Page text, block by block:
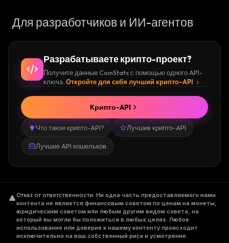
Для разработчиков и ИИ-агентов
Разрабатываете крипто-проект?
Получите данные CoinStats с помощью одного API-
ключа. Откройте для себя лучший крипто-API
Что такое крипто-API? Лучшие крипто-API
Лучшие API кошельков
Крипто-API
Отказ от ответственности. Ни одна часть предоставляемого нами
контента не является финансовым советом по ценам на монеты,
юридическим советом или любым другим видом совета, на
который вы могли бы положиться в любых целях. Любое
использование или доверие к нашему контенту происходит
исключительно на ваш собственный риск и усмотрение.